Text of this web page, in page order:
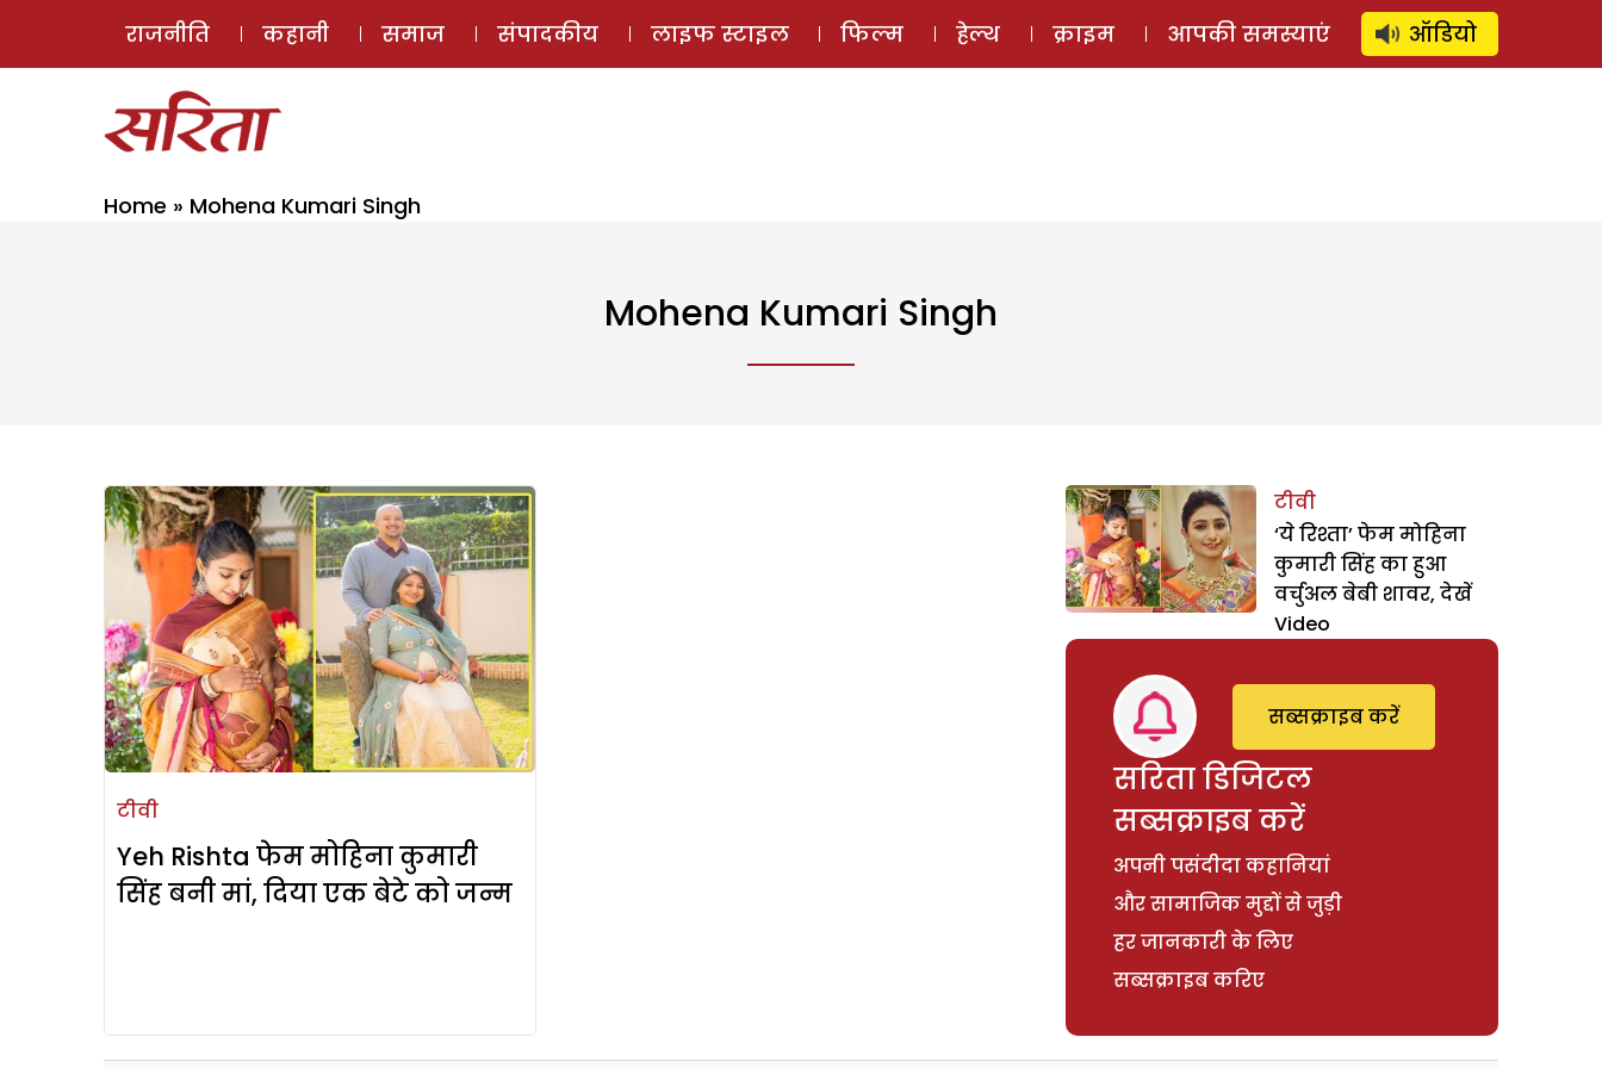
ई-मैगज़ीन ऑडियो स्टोरी लॉग इन ⚲ SUBSCRIBE
राजनीति कहानी समाज संपादकीय लाइफ स्टाइल फिल्म हेल्थ क्राइम आपकी समस्याएं ऑडियो
Home » Mohena Kumari Singh
Mohena Kumari Singh
टीवी
Yeh Rishta फेम मोहिना कुमारी
सिंह बनी मां, दिया एक बेटे को जन्म
टीवी
‘ये रिश्ता’ फेम मोहिना
कुमारी सिंह का हुआ
वर्चुअल बेबी शावर, देखें
Video
सरिता डिजिटल
सब्सक्राइब करें
अपनी पसंदीदा कहानियां
और सामाजिक मुद्दों से जुड़ी
हर जानकारी के लिए
सब्सक्राइब करिए
सब्सक्राइब करें